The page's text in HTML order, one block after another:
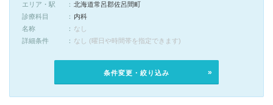
エリア・駅
北海道常呂郡佐呂間町
診療科目
内科
名称
なし
詳細条件
なし (曜日や時間帯を指定できます)
条件変更・絞り込み